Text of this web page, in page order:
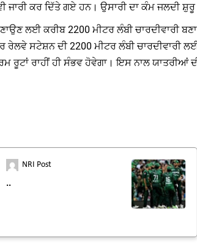
ਕਰ ਦਿੱਤੇ ਗਏ ਹਨ। ਉਸਾਰੀ ਦਾ ਕੰਮ ਜਲਦੀ ਸ਼ੁਰੂ
ਲਈ ਕਰੀਬ 2200 ਮੀਟਰ ਲੰਬੀ ਚਾਰਦੀਵਾਰੀ
ਸਟੇਸ਼ਨ ਦੀ 2200 ਮੀਟਰ ਲੰਬੀ ਚਾਰਦੀਵਾਰੀ
ਰੂਟਾਂ ਰਾਹੀਂ ਹੀ ਸੰਭਵ ਹੋਵੇਗਾ। ਇਸ ਨਾਲ ਯਾਤਰੀਆਂ
NRI Post
..